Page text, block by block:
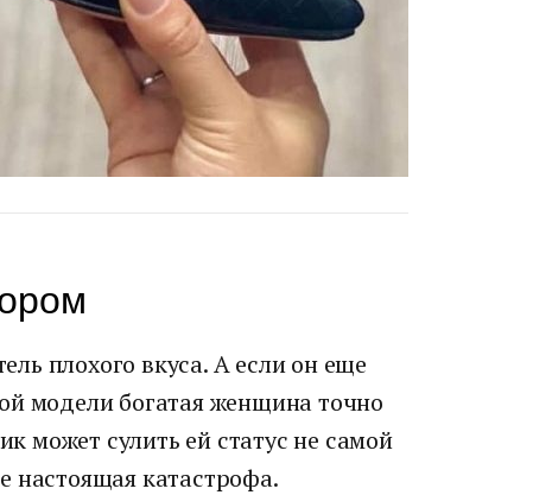
плохого вкуса. А если он еще
модели богатая женщина точно
может сулить ей статус не самой
настоящая катастрофа.